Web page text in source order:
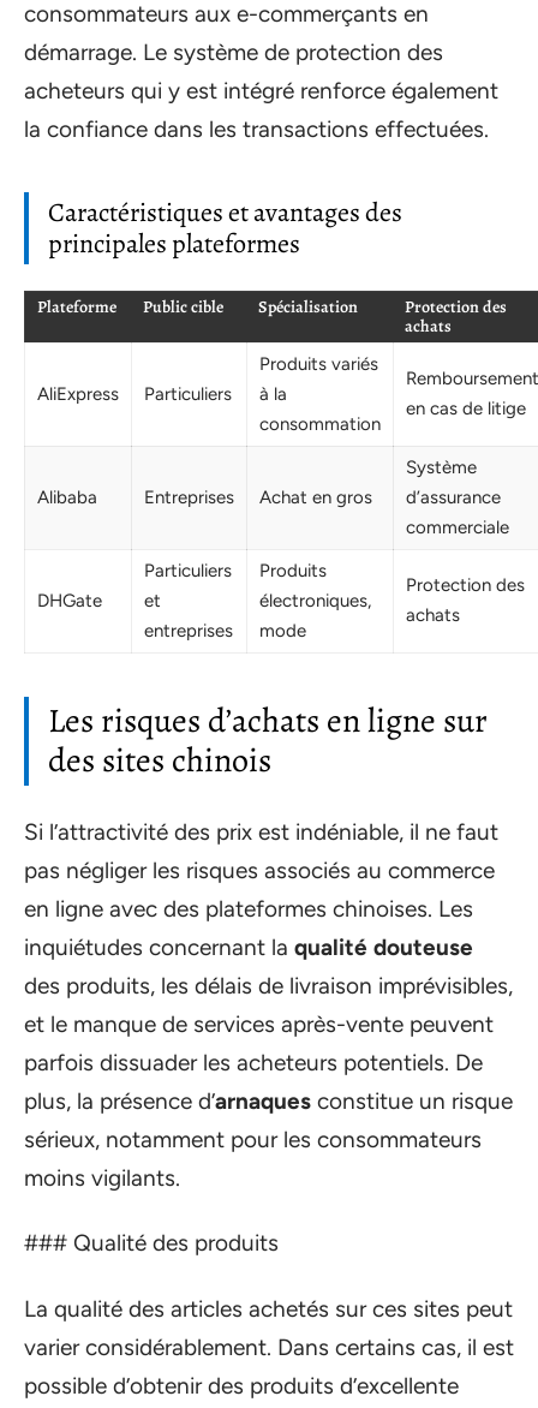
consommateurs aux e-commerçants en
démarrage. Le système de protection des
acheteurs qui y est intégré renforce également
la confiance dans les transactions effectuées.
Caractéristiques et avantages des
principales plateformes
Plateforme Public cible Spécialisation
Protection des
achats
AliExpress Particuliers
Produits variés
à la
consommation
Remboursement
en cas de litige
Alibaba Entreprises Achat en gros
Système
d’assurance
commerciale
DHGate
Particuliers
et
entreprises
Produits
électroniques,
mode
Protection des
achats
Les risques d’achats en ligne sur
des sites chinois
Si l’attractivité des prix est indéniable, il ne faut
pas négliger les risques associés au commerce
en ligne avec des plateformes chinoises. Les
inquiétudes concernant la qualité douteuse
des produits, les délais de livraison imprévisibles,
et le manque de services après-vente peuvent
parfois dissuader les acheteurs potentiels. De
plus, la présence d’arnaques constitue un risque
sérieux, notamment pour les consommateurs
moins vigilants.
### Qualité des produits
La qualité des articles achetés sur ces sites peut
varier considérablement. Dans certains cas, il est
possible d’obtenir des produits d’excellente